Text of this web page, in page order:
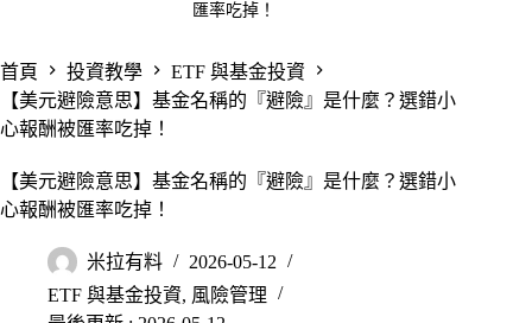
匯率吃掉！
首頁 投資教學
ETF 與基金投資
【美元避險意思】基金名稱的『避險』是什麼？選錯小
心報酬被匯率吃掉！
【美元避險意思】基金名稱的『避險』是什麼？選錯小
心報酬被匯率吃掉！
米拉有料
2026-05-12
ETF 與基金投資, 風險管理